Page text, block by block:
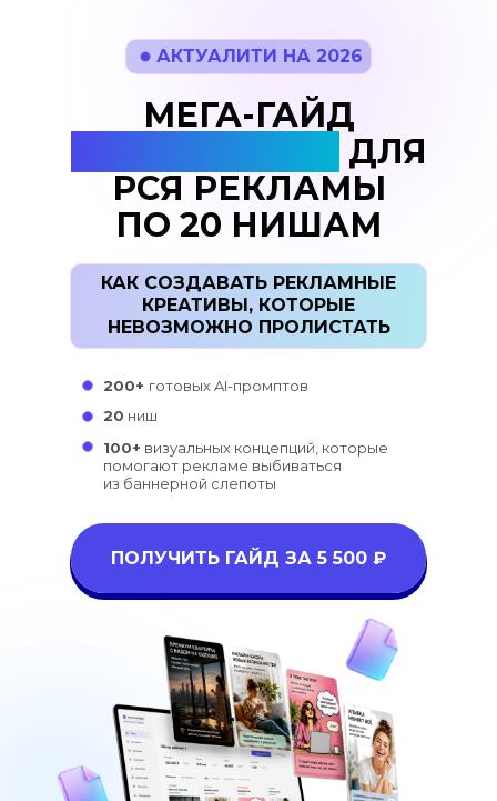
МЕГА-ГАЙД
ДЛЯ
РСЯ РЕКЛАМЫ
ПО 20 НИШАМ
КАК СОЗДАВАТЬ РЕКЛАМНЫЕ
КРЕАТИВЫ, КОТОРЫЕ
НЕВОЗМОЖНО ПРОЛИСТАТЬ
АКТУАЛИТИ НА 2026
ПОЛУЧИТЬ ГАЙД ЗА 5 500 ₽
200+ готовых AI-промптов
20 ниш
100+ визуальных концепций, которые
помогают рекламе выбиваться
из баннерной слепоты